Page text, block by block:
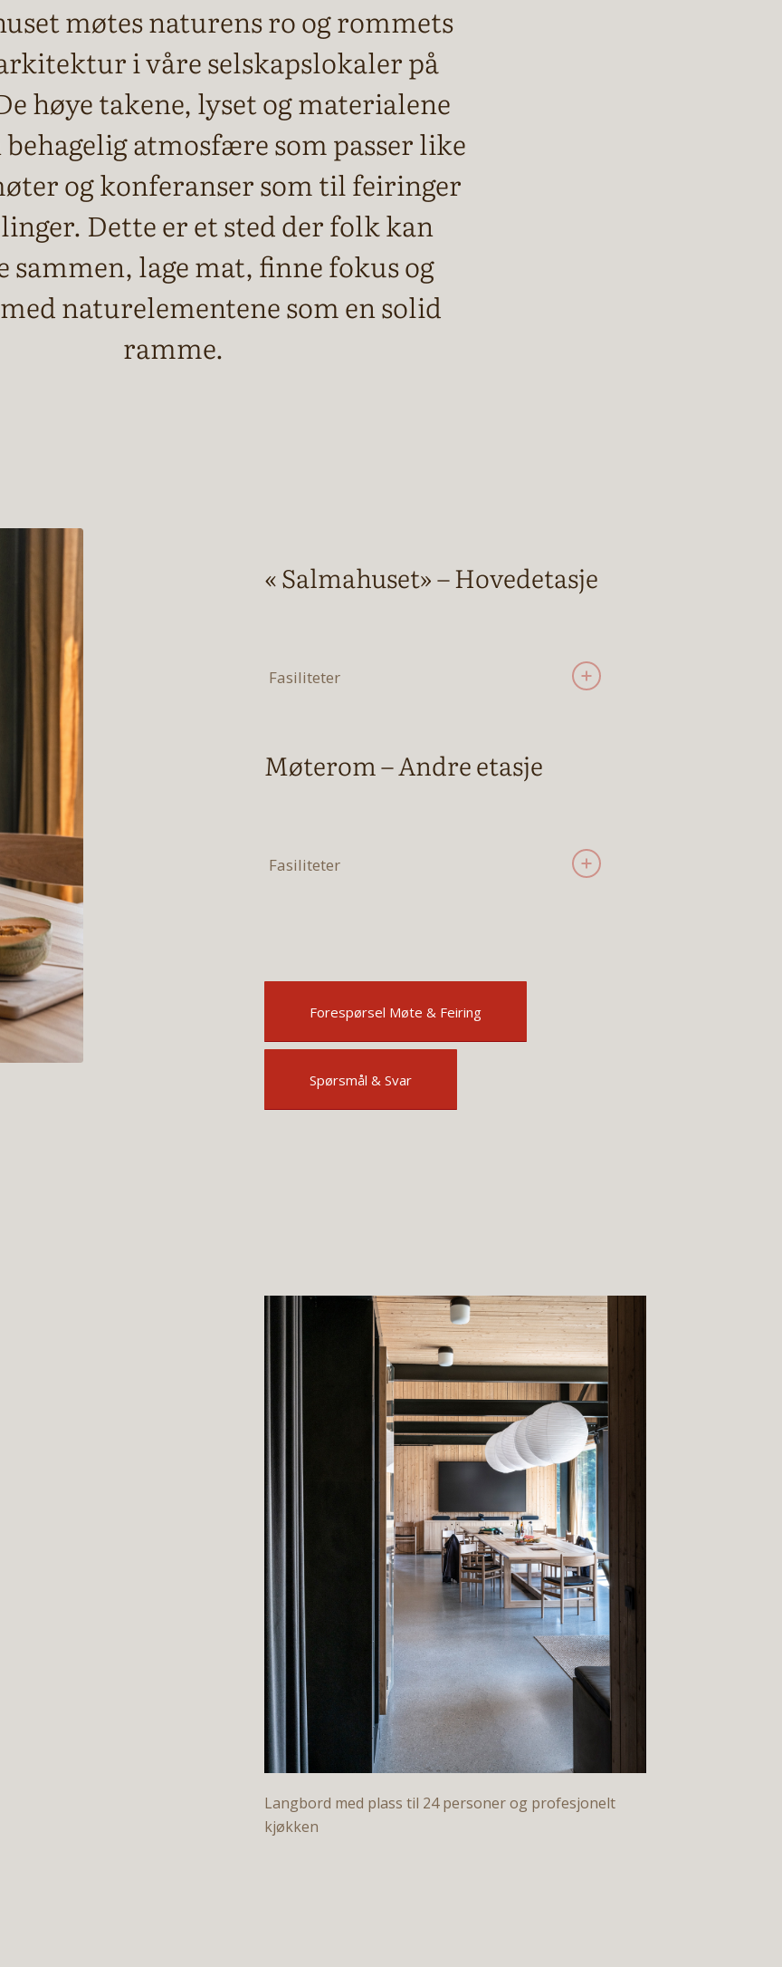
møtes naturens ro og rommets
i våre selskapslokaler på
høye takene, lyset og materialene
behagelig atmosfære som passer like
og konferanser som til feiringer
Dette er et sted der folk kan
sammen, lage mat, finne fokus og
naturelementene som en solid
ramme.
« Salmahuset» – Hovedetasje
Fasiliteter
Møterom – Andre etasje
Fasiliteter
Forespørsel Møte & Feiring
Spørsmål & Svar
Langbord med plass til 24 personer og profesjonelt
kjøkken